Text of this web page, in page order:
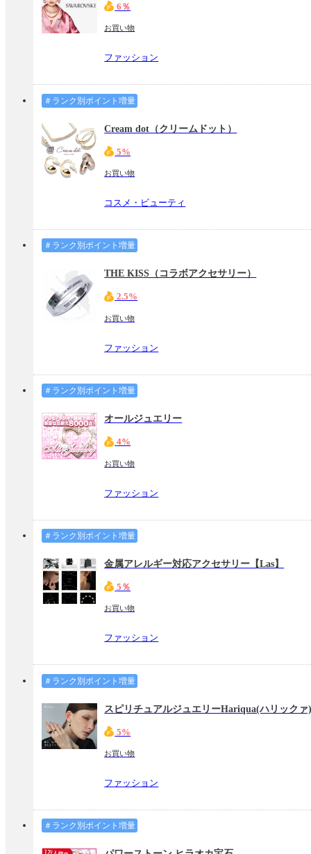
6％
お買い物
ファッション
＃ランク別ポイント増量
Cream dot（クリームドット）
5%
お買い物
コスメ・ビューティ
＃ランク別ポイント増量
THE KISS（コラボアクセサリー）
2.5%
お買い物
ファッション
＃ランク別ポイント増量
オールジュエリー
4%
お買い物
ファッション
＃ランク別ポイント増量
金属アレルギー対応アクセサリー【Las】
5％
お買い物
ファッション
＃ランク別ポイント増量
スピリチュアルジュエリーHariqua(ハリックァ
5%
お買い物
ファッション
＃ランク別ポイント増量